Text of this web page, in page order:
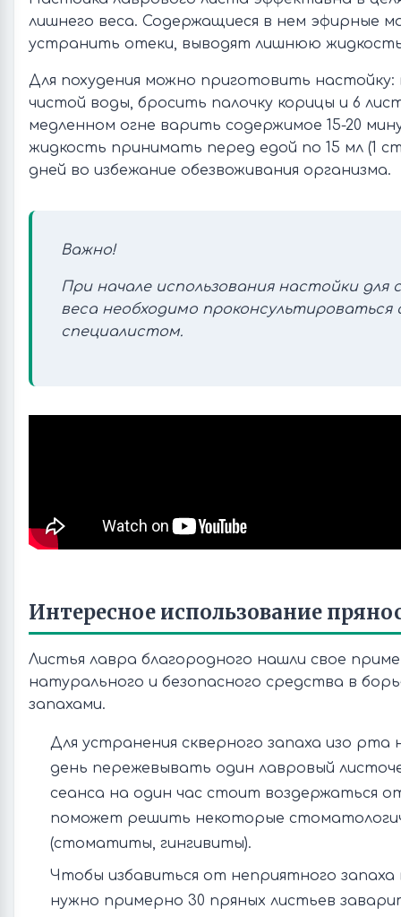
лишнего веса. Содержащиеся в нем эфирные
устранить отеки, выводят лишнюю
Для похудения можно приготовить настойку:
чистой воды, бросить палочку корицы и 6
медленном огне варить содержимое 15-20
жидкость принимать перед едой по 15 мл (1
дней во избежание обезвоживания организма.
Важно!
При начале использования настойки для
веса необходимо проконсультироваться
специалистом.
Интересное использование
Листья лавра благородного нашли свое
натурального и безопасного средства в
запахами.
Для устранения скверного запаха изо рта
день пережевывать один лавровый
сеанса на один час стоит воздержаться
поможет решить некоторые
(стоматиты, гингивиты).
Чтобы избавиться от неприятного запаха
нужно примерно 30 пряных листьев